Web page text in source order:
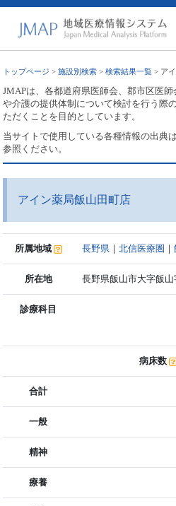
トップページ >施設別検索 >検索結果一覧 > ア
JMAPは、各都道府県医師会、郡市区医
や介護の提供体制について検討を行う際
ただくことを目的としています。
当サイトで使用している各種情報の出典
参照ください。
アイン薬局飯山田町店
所属地域 長野県 ｜北信医療圏 ｜
所在地 長野県飯山市大字飯
診療科目
病床数
合計
一般
精神
療養